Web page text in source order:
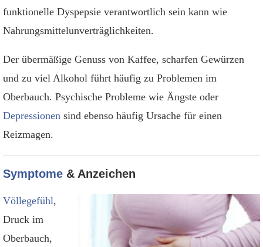
funktionelle Dyspepsie verantwortlich sein kann wie
Nahrungsmittelunverträglichkeiten.
Der übermäßige Genuss von Kaffee, scharfen Gewürzen
und zu viel Alkohol führt häufig zu Problemen im
Oberbauch. Psychische Probleme wie Ängste oder
Depressionen sind ebenso häufig Ursache für einen
Reizmagen.
Symptome & Anzeichen
Völlegefühl,
Druck im
Oberbauch,